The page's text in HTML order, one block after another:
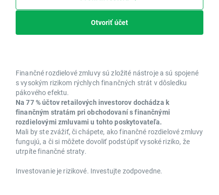
Otvoriť účet
Finančné rozdielové zmluvy sú zložité nástroje a sú spojené
s vysokým rizikom rýchlych finančných strát v dôsledku
pákového efektu.
Na 77 % účtov retailových investorov dochádza k
finančným stratám pri obchodovaní s finančnými
rozdielovými zmluvami u tohto poskytovateľa.
Mali by ste zvážiť, či chápete, ako finančné rozdielové zmluvy
fungujú, a či si môžete dovoliť podstúpiť vysoké riziko, že
utrpíte finančné straty.
Investovanie je rizikové. Investujte zodpovedne.